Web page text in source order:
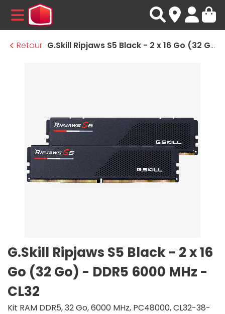
MENU
Retour
G.Skill Ripjaws S5 Black - 2 x 16 Go (32 Go) - DDR5 6000 MHz - CL32
G.Skill Ripjaws S5 Black - 2 x 16
Go (32 Go) - DDR5 6000 MHz -
CL32
Kit RAM DDR5, 32 Go, 6000 MHz, PC48000, CL32-38-